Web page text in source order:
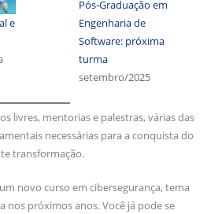
e
Pós-Graduação em
Engenharia de
Software: próxima
turma
setembro/2025
livres, mentorias e palestras, várias das
necessárias para a conquista do
transformação.
novo curso em cibersegurança, tema
nos próximos anos. Você já pode se